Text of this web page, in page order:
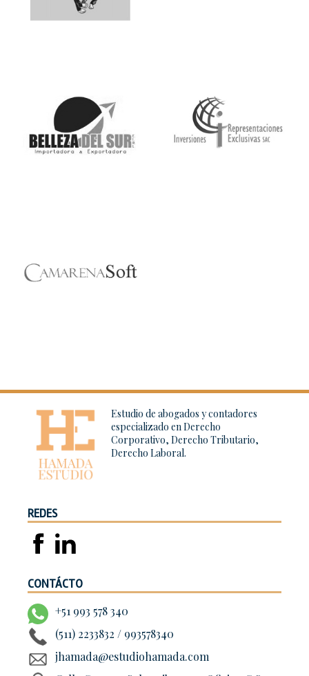
Estudio de abogados y contadores
especializado en Derecho
Corporativo, Derecho Tributario,
Derecho Laboral.
REDES
CONTÁCTO
+51 993 578 340
(511) 2233832 / 993578340
jhamada@estudiohamada.com